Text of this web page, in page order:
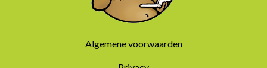
Algemene voorwaarden